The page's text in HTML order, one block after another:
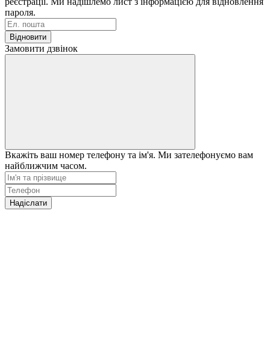
пароля.
Відновити
Замовити дзвінок
Вкажіть ваш номер телефону та ім'я. Ми зателефонуємо вам
найближчим часом.
Надіслати